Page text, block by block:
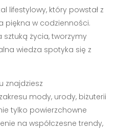
lifestylowy, który powstał z
piękna w codzienności.
życia, tworzymy
wiedza spotyka się z
znajdziesz
mody, urody, biżuterii
tylko powierzchowne
na współczesne trendy,